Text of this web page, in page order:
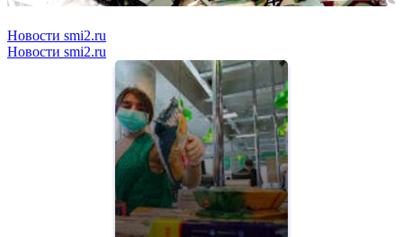
Новости smi2.ru
Новости smi2.ru